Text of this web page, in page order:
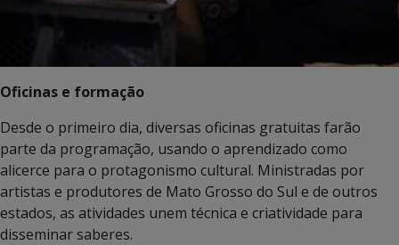
Oficinas e formação
Desde o primeiro dia, diversas oficinas gratuitas farão
parte da programação, usando o aprendizado como
alicerce para o protagonismo cultural. Ministradas por
artistas e produtores de Mato Grosso do Sul e de outros
estados, as atividades unem técnica e criatividade para
disseminar saberes.